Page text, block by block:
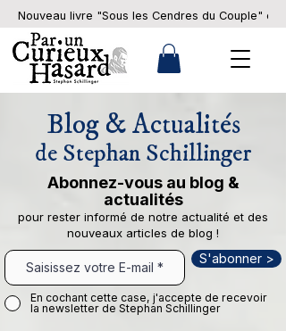
Nouveau livre "Sous les Cendres du Couple" en
Blog & Actualités
de Stephan Schillinger
Abonnez-vous au blog &
actualités
pour rester informé de notre actualité et des
nouveaux articles de blog !
S'abonner >
En cochant cette case, j'accepte de recevoir
la newsletter de Stephan Schillinger